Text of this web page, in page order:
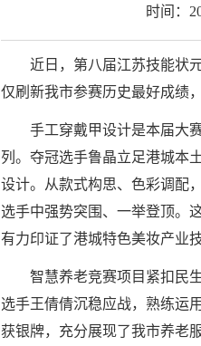
时间：
近日，第八届江苏技能状
仅刷新我市参赛历史最好成绩
手工穿戴甲设计是本届大
列。夺冠选手鲁晶立足港城本
设计。从款式构思、色彩调配
选手中强势突围、一举登顶。
有力印证了港城特色美妆产业
智慧养老竞赛项目紧扣民
选手王倩倩沉稳应战，熟练运
获银牌，充分展现了我市养老